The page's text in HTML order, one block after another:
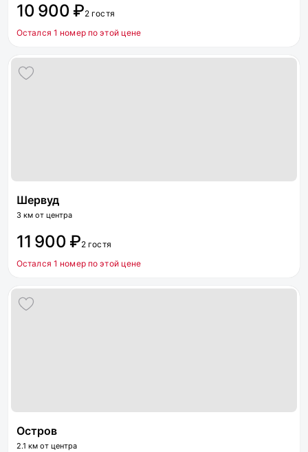
10 900 ₽2 гостя
Остался 1 номер по этой цене
Шервуд
3 км от центра
11 900 ₽2 гостя
Остался 1 номер по этой цене
Остров
2.1 км от центра